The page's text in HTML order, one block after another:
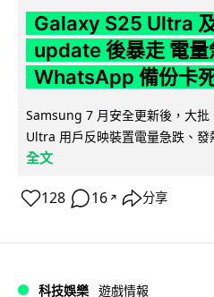
Galaxy S25 Ultra
update 後暴走 電量
WhatsApp 備份卡
Samsung 7 月安全更新後，大
Ultra 用戶反映裝置電量急跌、發
全文
128 16 ↗ 分享
科技娛樂 遊戲情報